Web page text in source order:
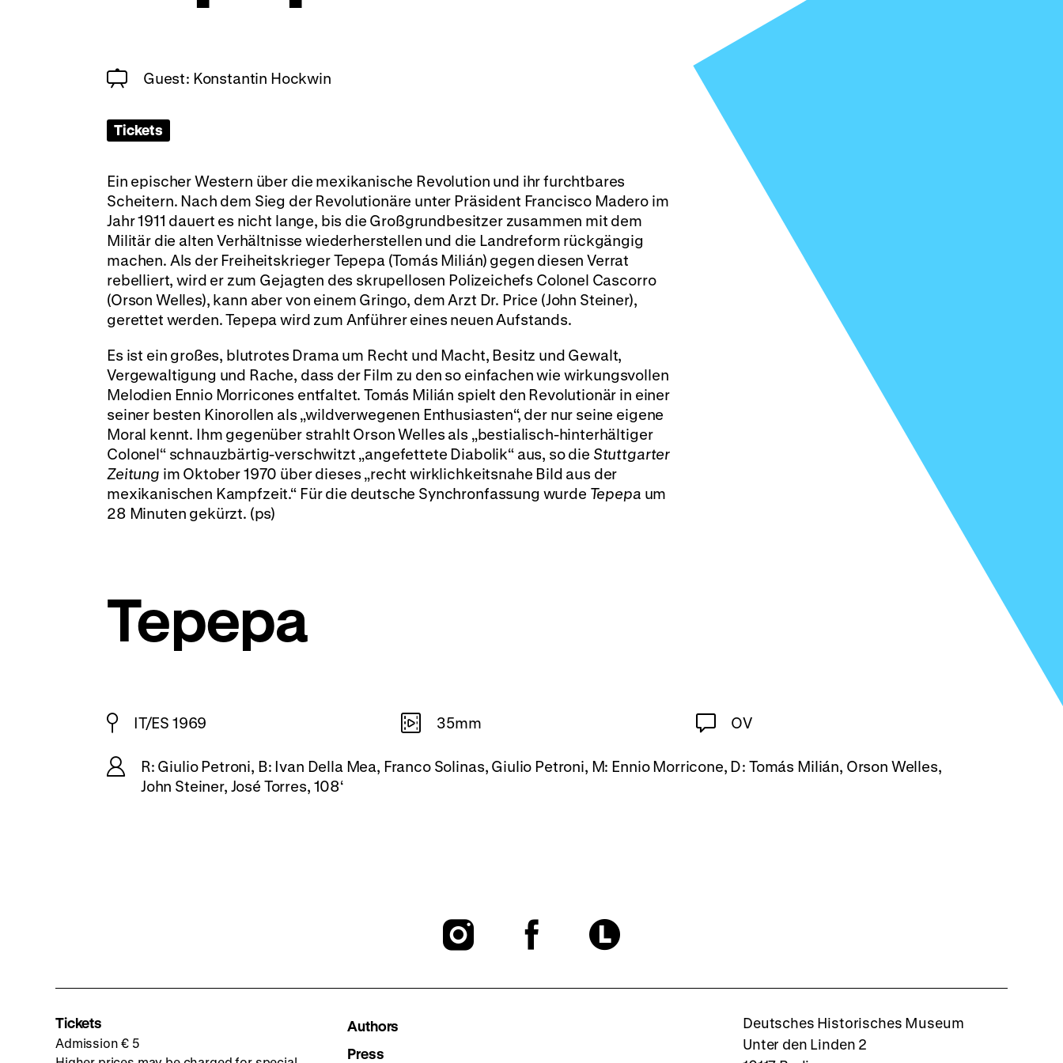
Guest: Konstantin Hockwin
Tickets
Ein epischer Western über die mexikanische Revolution und ihr furchtbares
Scheitern. Nach dem Sieg der Revolutionäre unter Präsident Francisco Madero im
Jahr 1911 dauert es nicht lange, bis die Großgrundbesitzer zusammen mit dem
Militär die alten Verhältnisse wiederherstellen und die Landreform rückgängig
machen. Als der Freiheitskrieger Tepepa (Tomás Milián) gegen diesen Verrat
rebelliert, wird er zum Gejagten des skrupellosen Polizeichefs Colonel Cascorro
(Orson Welles), kann aber von einem Gringo, dem Arzt Dr. Price (John Steiner),
gerettet werden. Tepepa wird zum Anführer eines neuen Aufstands.
Es ist ein großes, blutrotes Drama um Recht und Macht, Besitz und Gewalt,
Vergewaltigung und Rache, dass der Film zu den so einfachen wie wirkungsvollen
Melodien Ennio Morricones entfaltet. Tomás Milián spielt den Revolutionär in einer
seiner besten Kinorollen als „wildverwegenen Enthusiasten“, der nur seine eigene
Moral kennt. Ihm gegenüber strahlt Orson Welles als „bestialisch-hinterhältiger
Colonel“ schnauzbärtig-verschwitzt „angefettete Diabolik“ aus, so die Stuttgarter
Zeitung im Oktober 1970 über dieses „recht wirklichkeitsnahe Bild aus der
mexikanischen Kampfzeit.“ Für die deutsche Synchronfassung wurde Tepepa um
28 Minuten gekürzt. (ps)
Tepepa
IT/ES 1969 35mm OV
R: Giulio Petroni, B: Ivan Della Mea, Franco Solinas, Giulio Petroni, M: Ennio Morricone, D: Tomás Milián, Orson Welles,
John Steiner, José Torres, 108‘
To
To
To
Letterboxd
Tickets
Admission € 5
Authors
Press
Deutsches Historisches Museum
Unter den Linden 2